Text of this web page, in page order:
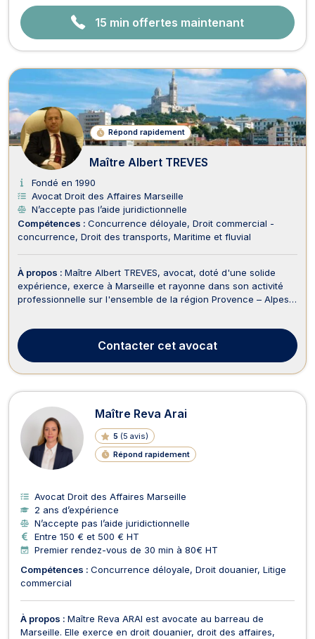
15 min offertes maintenant
Répond rapidement
Maître Albert TREVES
Fondé en 1990
Avocat Droit des Affaires Marseille
N’accepte pas l’aide juridictionnelle
Compétences : Concurrence déloyale Droit commercial -
concurrence Droit des transports Maritime et fluvial
À propos : Maître Albert TREVES, avocat, doté d'une solide
expérience, exerce à Marseille et rayonne dans son activité
professionnelle sur l'ensemble de la région Provence – Alpes –
ou de l'entreprise, en droit de...
Contacter cet avocat
Maître Reva Arai
5 (5 avis)
Répond rapidement
Avocat Droit des Affaires Marseille
2 ans d’expérience
N’accepte pas l’aide juridictionnelle
Entre 150 € et 500 € HT
Premier rendez-vous de 30 min à 80€ HT
Compétences : Concurrence déloyale Droit douanier Litige
commercial
À propos : Maître Reva ARAI est avocate au barreau de
Marseille. Elle exerce en droit douanier, droit des affaires,